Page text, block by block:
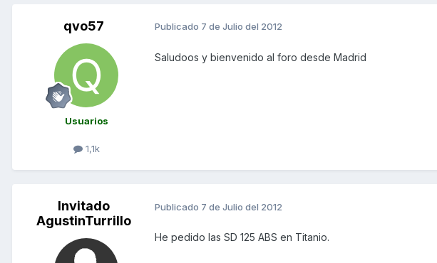
qvo57
Usuarios
1,1k
Publicado 7 de Julio del 2012
Saludoos y bienvenido al foro desde Madrid
Invitado
AgustinTurrillo
Publicado 7 de Julio del 2012
He pedido las SD 125 ABS en Titanio.